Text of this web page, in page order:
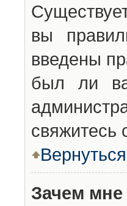
вы
введены
был ли
свяжитесь
Зачем мне